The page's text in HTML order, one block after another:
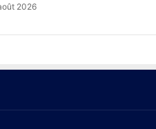
2026